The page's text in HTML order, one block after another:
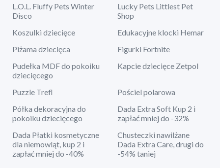
L.O.L. Fluffy Pets Winter
Disco
Lucky Pets Littlest Pet
Shop
Koszulki dziecięce
Edukacyjne klocki Hemar
Piżama dziecięca
Figurki Fortnite
Pudełka MDF do pokoiku
dziecięcego
Kapcie dziecięce Zetpol
Puzzle Trefl
Pościel polarowa
Półka dekoracyjna do
pokoiku dziecięcego
Dada Extra Soft Kup 2 i
zapłać mniej do -32%
Dada Płatki kosmetyczne
dla niemowląt, kup 2 i
zapłać mniej do -40%
Chusteczki nawilżane
Dada Extra Care, drugi do
-54% taniej